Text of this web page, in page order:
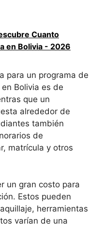
Cuanto
en Bolivia - 2026
para un programa de
Bolivia es de
que un
alrededor de
también
de
matrícula y otros
un gran costo para
Estos pueden
herramientas
varían de una